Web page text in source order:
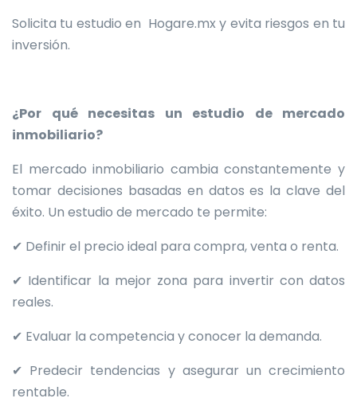
Solicita tu estudio en Hogare.mx y evita riesgos en tu
inversión.
¿Por qué necesitas un estudio de mercado
inmobiliario?
El mercado inmobiliario cambia constantemente y
tomar decisiones basadas en datos es la clave del
éxito. Un estudio de mercado te permite:
✔ Definir el precio ideal para compra, venta o renta.
✔ Identificar la mejor zona para invertir con datos
reales.
✔ Evaluar la competencia y conocer la demanda.
✔ Predecir tendencias y asegurar un crecimiento
rentable.